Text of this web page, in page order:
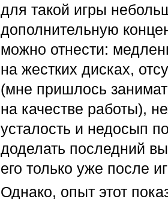
для такой игры
дополнительную
можно отнести:
на жестких дисках,
(мне пришлось
на качестве работы),
усталость и недосып
доделать последний
его только уже после
Однако, опыт этот